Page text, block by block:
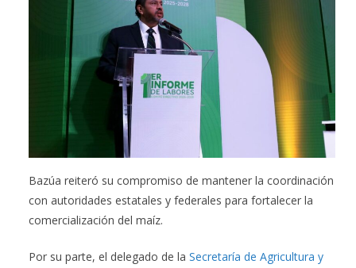
Bazúa reiteró su compromiso de mantener la coordinación
con autoridades estatales y federales para fortalecer la
comercialización del maíz.
Por su parte, el delegado de la Secretaría de Agricultura y